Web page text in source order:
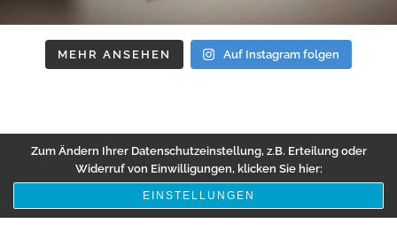
MEHR ANSEHEN Auf Instagram folgen
Zum Ändern Ihrer Datenschutzeinstellung, z.B. Erteilung oder
Widerruf von Einwilligungen, klicken Sie hier:
EINSTELLUNGEN